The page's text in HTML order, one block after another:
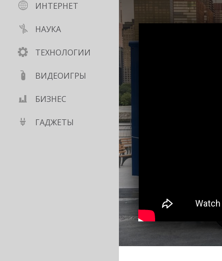
ИНТЕРНЕТ
НАУКА
ТЕХНОЛОГИИ
ВИДЕОИГРЫ
БИЗНЕС
ГАДЖЕТЫ